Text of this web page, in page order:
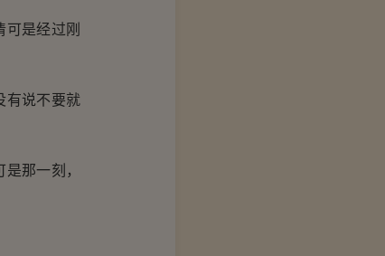
是经过刚
说不要就
那一刻，